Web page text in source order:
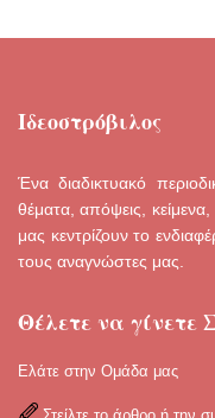
Ιδεοστρόβιλος
Ένα διαδικτυακό
θέματα, απόψεις,
μας κεντρίζουν το
τους αναγνώστες μας.
Θέλετε να γίνετε
Ελάτε στην Ομάδα μας